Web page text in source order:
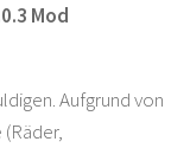
Mod
Aufgrund von